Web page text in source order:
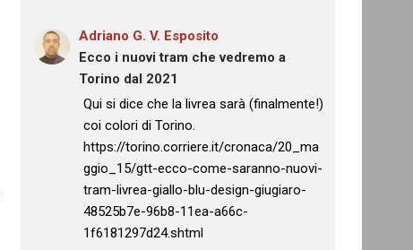
Adriano G. V. Esposito
Ecco i nuovi tram che vedremo a
Torino dal 2021
: “
Qui si dice che la livrea sarà (finalmente!)
coi colori di Torino.
https://torino.corriere.it/cronaca/20_ma
ggio_15/gtt-ecco-come-saranno-nuovi-
tram-livrea-giallo-blu-design-giugiaro-
48525b7e-96b8-11ea-a66c-
1f6181297d24.shtml